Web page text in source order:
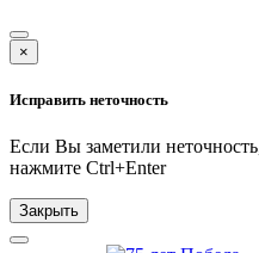
×
Исправить неточность
Если Вы заметили
нажмите Ctrl+Enter
Закрыть